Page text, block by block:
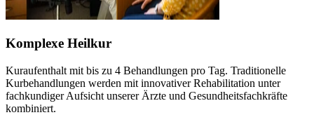
Komplexe Heilkur
Kuraufenthalt mit bis zu 4 Behandlungen pro Tag. Traditionelle
Kurbehandlungen werden mit innovativer Rehabilitation unter
fachkundiger Aufsicht unserer Ärzte und Gesundheitsfachkräfte
kombiniert.